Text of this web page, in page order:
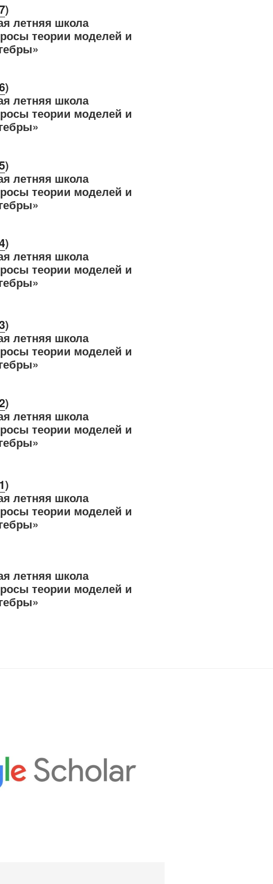
)
летняя школа
теории моделей и
)
летняя школа
теории моделей и
)
летняя школа
теории моделей и
)
летняя школа
теории моделей и
)
летняя школа
теории моделей и
)
летняя школа
теории моделей и
)
летняя школа
теории моделей и
летняя школа
теории моделей и